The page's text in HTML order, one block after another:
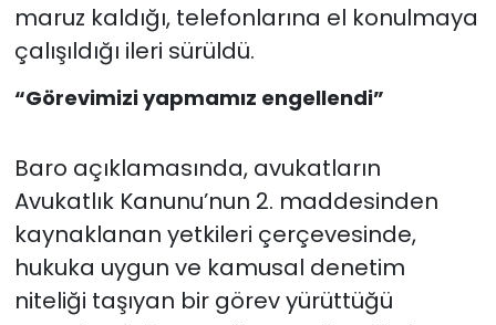
maruz kaldığı, telefonlarına el konulmaya
çalışıldığı ileri sürüldü.
“Görevimizi yapmamız engellendi”
Baro açıklamasında, avukatların
Avukatlık Kanunu’nun 2. maddesinden
kaynaklanan yetkileri çerçevesinde,
hukuka uygun ve kamusal denetim
niteliği taşıyan bir görev yürüttüğü